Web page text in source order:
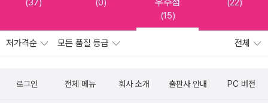
(15)
저가격순 모든 품질 등급 전체
로그인 전체 메뉴 회사 소개 출판사 안내 PC 버전